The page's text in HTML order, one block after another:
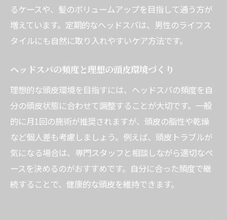
るケースや、髪のボリュームアップを目指して通う方が
増えています。定期的なヘッドスパは、男性のライフス
タイルにも自然に取り入れやすいケア方法です。
ヘッドスパの頻度と理想の頭皮環境づくり
理想的な頭皮環境を目指すには、ヘッドスパの頻度を自
分の頭皮状態に合わせて調整することが大切です。一般
的に月1回の施術が推奨されますが、頭皮の脂性や乾燥
など個人差も考慮しましょう。例えば、頭皮トラブルが
気になる場合は、専門スタッフと相談しながら適切なペ
ースを決めるのがおすすめです。自分に合った頻度で継
続することで、健康的な頭皮を維持できます。